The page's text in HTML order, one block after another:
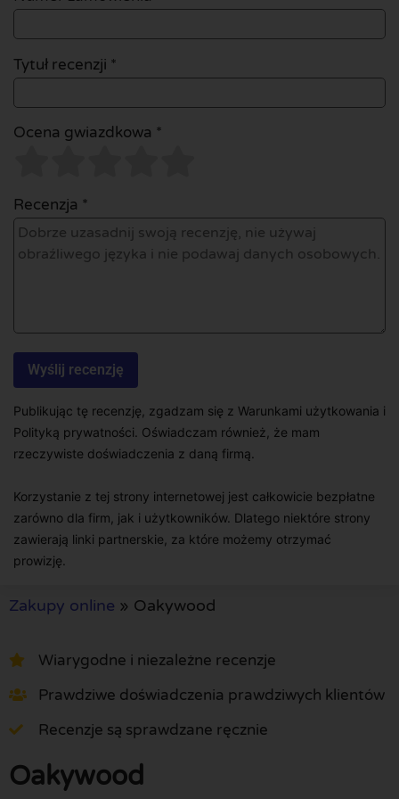
Tytuł recenzji *
Ocena gwiazdkowa *
Recenzja *
Publikując tę recenzję, zgadzam się z Warunkami użytkowania i
Polityką prywatności. Oświadczam również, że mam
rzeczywiste doświadczenia z daną firmą.
Korzystanie z tej strony internetowej jest całkowicie bezpłatne
zarówno dla firm, jak i użytkowników. Dlatego niektóre strony
zawierają linki partnerskie, za które możemy otrzymać
prowizję.
Zakupy online » Oakywood
Wiarygodne i niezależne recenzje
Prawdziwe doświadczenia prawdziwych klientów
Recenzje są sprawdzane ręcznie
Oakywood